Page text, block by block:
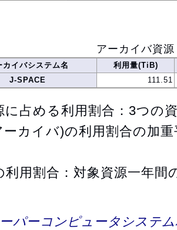
アーカイバ資源
カイバシステム名
利用量(TiB)
J-SPACE
111.51
占める利用割合：3つの
カイバ)の利用割合の加重
用割合：対象資源一年間
パーコンピュータシステ